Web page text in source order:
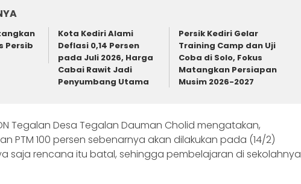
Persib
Kota Kediri Alami
Deflasi 0,14 Persen
pada Juli 2026, Harga
Cabai Rawit Jadi
Penyumbang Utama
Persik Kediri Gelar
Training Camp dan Uji
Coba di Solo, Fokus
Matangkan Persiapan
Musim 2026-2027
Tegalan Desa Tegalan Dauman Cholid mengatakan,
PTM 100 persen sebenarnya akan dilakukan pada (14/2)
saja rencana itu batal, sehingga pembelajaran di sekolahnya